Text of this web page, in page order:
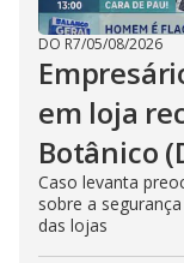
DO R7/05/08/2026
em loja
Botânico
Caso levanta
sobre a
das lojas